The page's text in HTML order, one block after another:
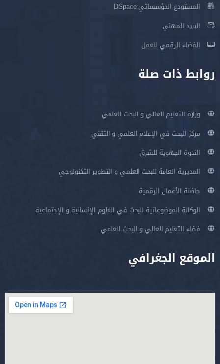
المستودع المؤسساتي DSpace
البريد المهني
الفضاء الرقمي للعمل
روابط ذات صلة
وزارة التعليم العالي و البحث العلمي
مركز البحث في الإعلام العلمي و التقني
الندوة الجهوية للشرق
المديرية العامة للبحث العلمي و التطوير التكنولوجي
حاضنة الأعمال الرقمية
الوكالة الموضوعاتية للبحث في العلوم الإنسانية و الإجتماعية
فضاء التعليم العالي و البحث العلمي
الموقع الجغرافي